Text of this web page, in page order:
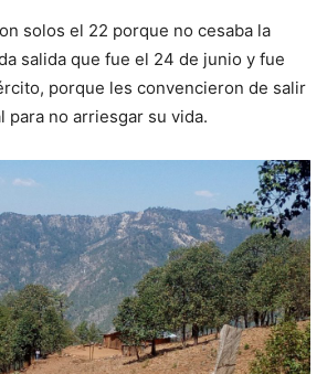
solos el 22 porque no cesaba la
salida que fue el 24 de junio y fue
porque les convencieron de salir
para no arriesgar su vida.